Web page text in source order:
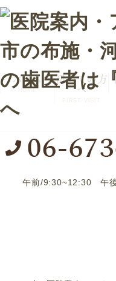
午前/9:30~12:30 午
ホーム
HOME
初めての方
へ
FIRST VISIT
医院